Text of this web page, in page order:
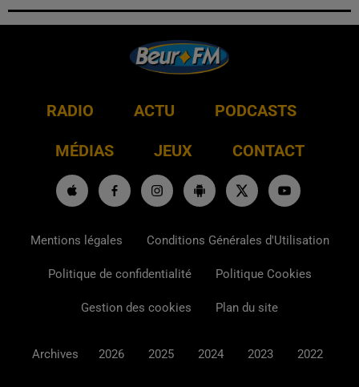
RADIO ACTU PODCASTS
MÉDIAS JEUX CONTACT
Mentions légales Conditions Générales d'Utilisation
Politique de confidentialité Politique Cookies
Gestion des cookies Plan du site
Archives 2026 2025 2024 2023 2022